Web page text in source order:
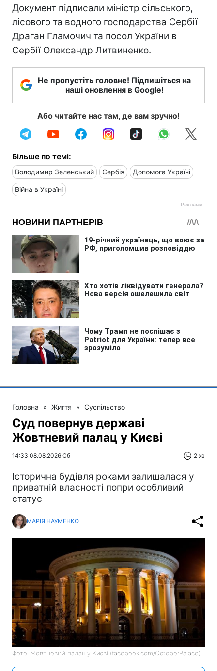
Документ підписали міністр сільського,
лісового та водного господарства Сербії
Драган Гламочич та посол України в
Сербії Олександр Литвиненко.
Не пропустіть головне! Підпишіться на
наші оновлення в Google!
Або читайте нас там, де вам зручно!
Більше по темі:
Володимир Зеленський Сербія Допомога Україні
Війна в Україні
Головна » Життя » Суспільство
Суд повернув державі
Жовтневий палац у Києві
14:33 08.08.2026 Сб 2 хв
Історична будівля роками залишалася у
приватній власності попри особливий
статус
МАРІЯ НАУМЕНКО
Фото: Жовтневий палац у Києві (facebook.com/OctoberPalace)